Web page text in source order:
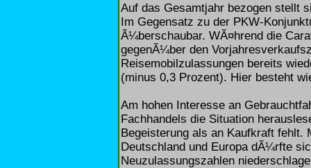
Auf das Gesamtjahr bezogen stellt
Im Gegensatz zu der PKW-
Ã¼berschaubar. WÃ¤hrend die
gegenÃ¼ber den
Reisemobilzulassungen bereits
(minus 0,3 Prozent). Hier besteht
Am hohen Interesse an
Fachhandels die Situation
Begeisterung als an Kaufkraft
Deutschland und Europa dÃ¼rfte
Neuzulassungszahlen